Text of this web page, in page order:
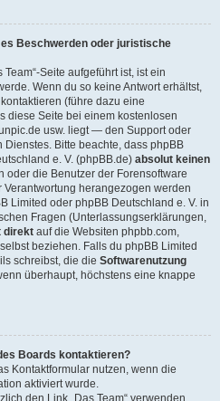
Beschwerden oder juristische
Seite aufgeführt ist, ist ein
Wenn du so keine Antwort erhältst,
(führe dazu eine
diese Seite bei einem kostenlosen
usw. liegt — den Support oder
Bitte beachte, dass phpBB
e. V. (phpBB.de) absolut keinen
oder die Benutzer der Forensoftware
herangezogen werden
Limited oder phpBB Deutschland e. V. in
Fragen (Unterlassungserklärungen,
direkt auf die Websiten phpbb.com,
beziehen. Falls du phpBB Limited
schreibst, die die Softwarenutzung
überhaupt, höchstens eine knappe
Boards kontaktieren?
Kontaktformular nutzen, wenn die
aktiviert wurde.
den Link „Das Team“ verwenden.